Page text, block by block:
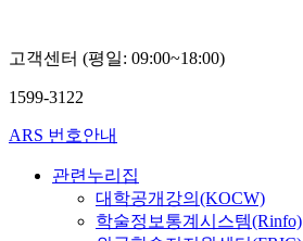
고객센터 (평일: 09:00~18:00)
1599-3122
ARS 번호안내
관련누리집
대학공개강의(KOCW)
학술정보통계시스템(Rinfo)